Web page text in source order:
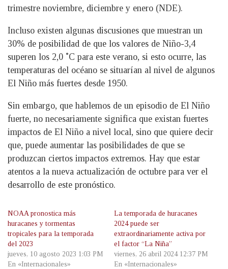
trimestre noviembre, diciembre y enero (NDE).
Incluso existen algunas discusiones que muestran un
30% de posibilidad de que los valores de Niño-3,4
superen los 2,0 ˚C para este verano, si esto ocurre, las
temperaturas del océano se situarían al nivel de algunos
El Niño más fuertes desde 1950.
Sin embargo, que hablemos de un episodio de El Niño
fuerte, no necesariamente significa que existan fuertes
impactos de El Niño a nivel local, sino que quiere decir
que, puede aumentar las posibilidades de que se
produzcan ciertos impactos extremos. Hay que estar
atentos a la nueva actualización de octubre para ver el
desarrollo de este pronóstico.
NOAA pronostica más
huracanes y tormentas
tropicales para la temporada
del 2023
jueves, 10 agosto 2023 1:03 PM
En «Internacionales»
La temporada de huracanes
2024 puede ser
extraordinariamente activa por
el factor “La Niña”
viernes, 26 abril 2024 12:37 PM
En «Internacionales»